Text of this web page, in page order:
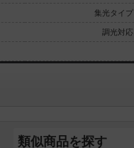
集光タイプ
調光対応
類似商品を探す